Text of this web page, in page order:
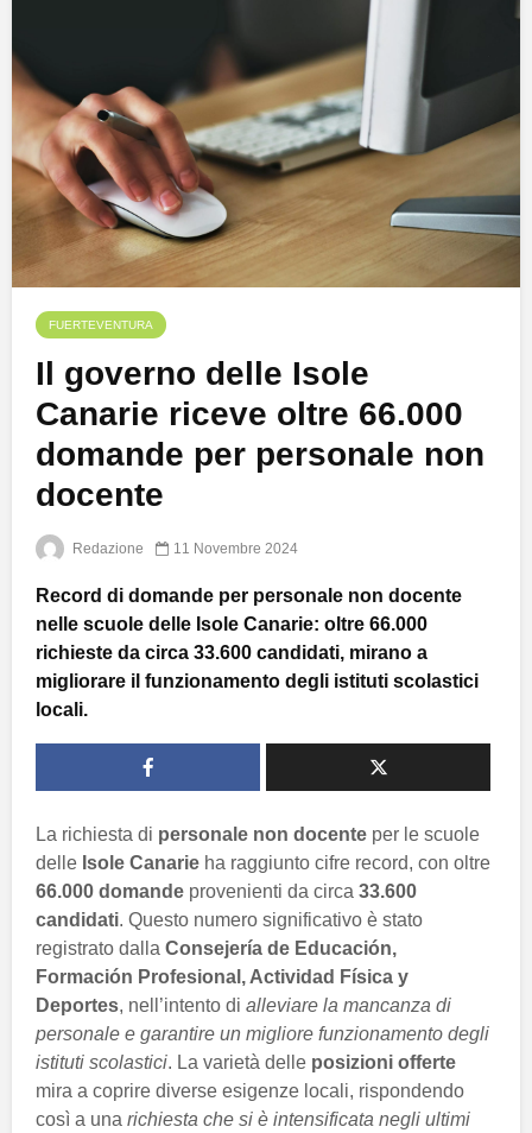
FUERTEVENTURA
Il governo delle Isole
Canarie riceve oltre 66.000
domande per personale non
docente
Redazione 11 Novembre 2024
Record di domande per personale non docente
nelle scuole delle Isole Canarie: oltre 66.000
richieste da circa 33.600 candidati, mirano a
migliorare il funzionamento degli istituti scolastici
locali.
La richiesta di personale non docente per le scuole
delle Isole Canarie ha raggiunto cifre record, con oltre
66.000 domande provenienti da circa 33.600
candidati. Questo numero significativo è stato
registrato dalla Consejería de Educación,
Formación Profesional, Actividad Física y
Deportes, nell’intento di alleviare la mancanza di
personale e garantire un migliore funzionamento degli
istituti scolastici. La varietà delle posizioni offerte
mira a coprire diverse esigenze locali, rispondendo
così a una richiesta che si è intensificata negli ultimi